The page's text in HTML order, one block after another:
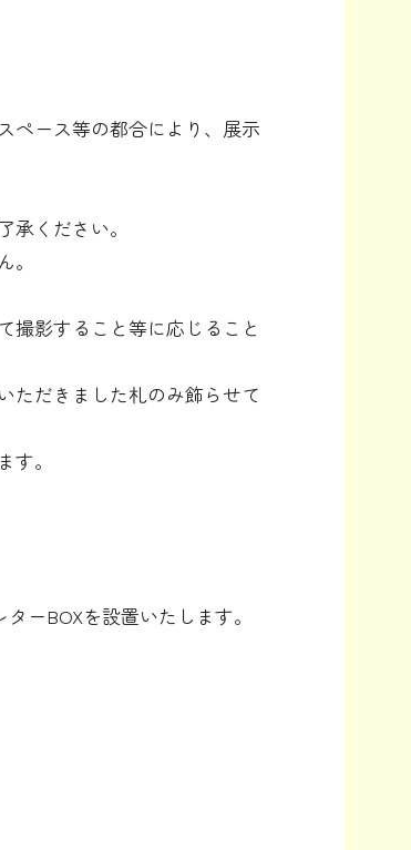
ペース等の都合により、展示
ください。
撮影すること等に応じること
ただきました札のみ飾らせて
。
ーBOXを設置いたします。